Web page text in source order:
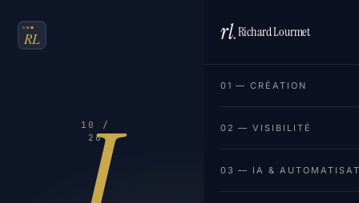
FR EN
rl.Richard Lourmet
01 — CRÉATION
02 — VISIBILITÉ
03 — IA &
10 /
26